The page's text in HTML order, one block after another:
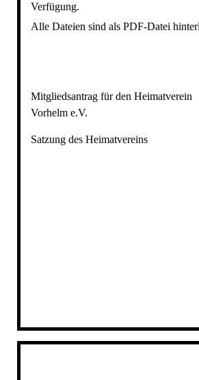
Verfügung.
Alle Dateien sind als PDF-Datei
Mitgliedsantrag für den Heimatverein
Vorhelm e.V.
Satzung des Heimatvereins